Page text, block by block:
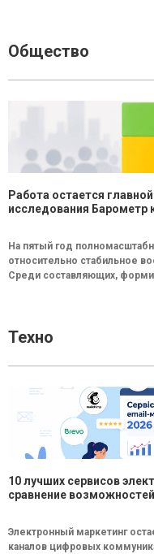
Общество
Работа остается
исследования Барометр
На пятый год
относительно стабильное
Среди составляющих,
Техно
10 лучших сервисов
сравнение
Электронный маркетинг
каналов цифровых